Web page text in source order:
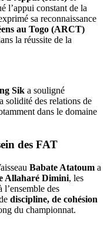
l’appui constant de la
sa reconnaissance
au Togo (ARCT)
la réussite de la
Sik a souligné
solidité des relations de
dans le domaine
des FAT
Babate Atatoum a
Allaharé Dimini, les
des
discipline, de cohésion
du championnat.